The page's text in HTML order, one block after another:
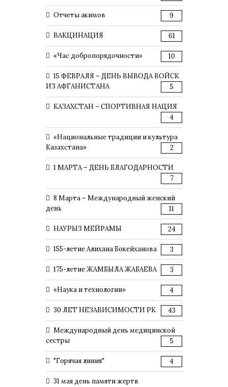
Отчеты акимов 9
ВАКЦИНАЦИЯ 61
«Час добропорядочности» 10
15 ФЕВРАЛЯ – ДЕНЬ ВЫВОДА ВОЙСК
ИЗ АФГАНИСТАНА
5
КАЗАХСТАН – СПОРТИВНАЯ НАЦИЯ
4
«Национальные традиции и культура
Казахстана»
2
1 МАРТА – ДЕНЬ БЛАГОДАРНОСТИ
7
8 Марта – Международный женский
день
11
НАУРЫЗ МЕЙРАМЫ 24
155-летие Алихана Бокейханова 3
175-летие ЖАМБЫЛА ЖАБАЕВА 3
«Наука и технологии» 4
30 ЛЕТ НЕЗАВИСИМОСТИ РК 43
Международный день медицинской
сестры
5
"Горячая линия" 4
31 мая день памяти жертв